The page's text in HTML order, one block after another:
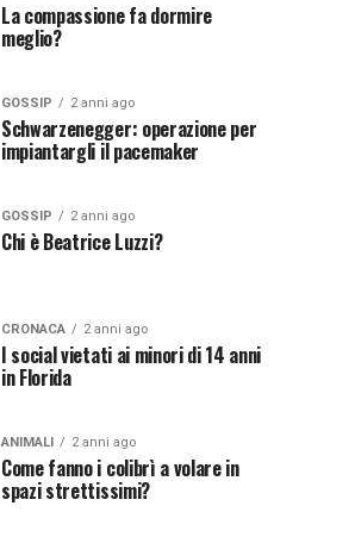
La compassione fa dormire
meglio?
GOSSIP 2 anni ago
Schwarzenegger: operazione per
impiantargli il pacemaker
GOSSIP 2 anni ago
Chi è Beatrice Luzzi?
CRONACA 2 anni ago
I social vietati ai minori di 14 anni
in Florida
ANIMALI 2 anni ago
Come fanno i colibrì a volare in
spazi strettissimi?